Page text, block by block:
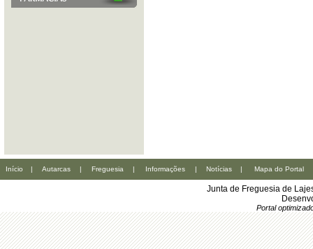
Início | Autarcas | Freguesia | Informações | Notícias | Mapa do Portal
Junta de Freguesia de
Portal